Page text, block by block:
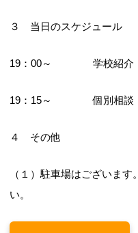
３ 当日のスケジュール
19：00～ 学校紹介
19：15～ 個別相談・
４ その他
（１）駐車場はございま
い。